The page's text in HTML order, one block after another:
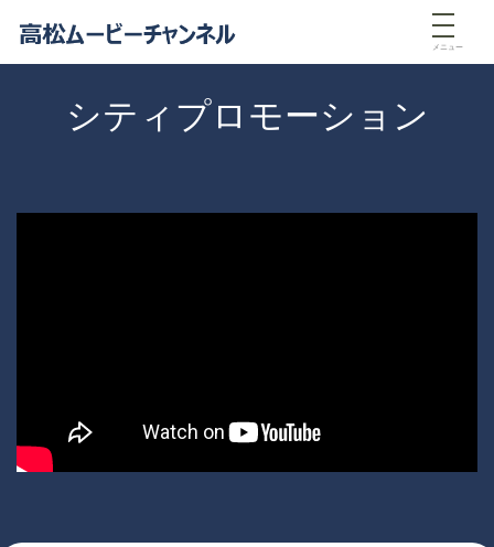
メニュー
シティプロモーション